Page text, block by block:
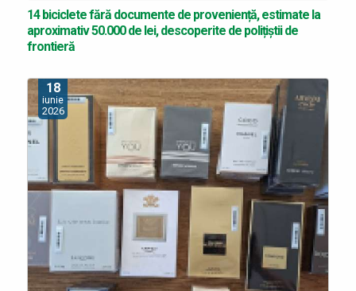
14 biciclete fără documente de proveniență, estimate la
aproximativ 50.000 de lei, descoperite de polițiștii de
frontieră
18
iunie
2026